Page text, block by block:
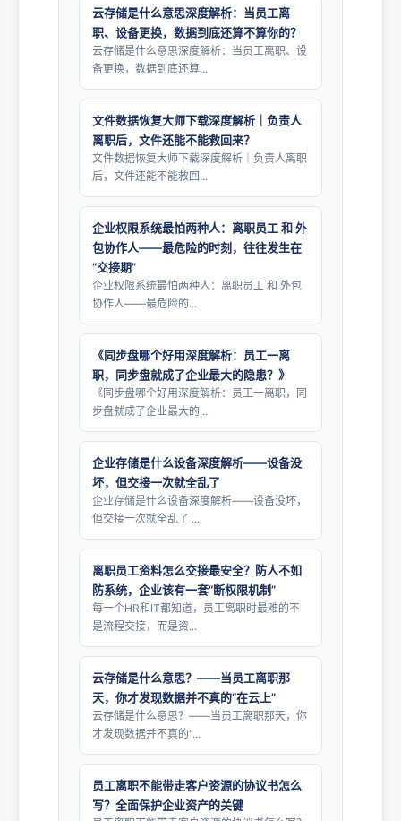
云存储是什么意思深度解析：当员工离
职、设备更换，数据到底还算不算你的？
云存储是什么意思深度解析：当员工离职、设
备更换，数据到底还算...
文件数据恢复大师下载深度解析｜负责人
离职后，文件还能不能救回来？
文件数据恢复大师下载深度解析｜负责人离职
后，文件还能不能救回...
企业权限系统最怕两种人：离职员工 和 外
包协作人——最危险的时刻，往往发生在
“交接期”
企业权限系统最怕两种人：离职员工 和 外包
协作人——最危险的...
《同步盘哪个好用深度解析：员工一离
职，同步盘就成了企业最大的隐患？》
《同步盘哪个好用深度解析：员工一离职，同
步盘就成了企业最大的...
企业存储是什么设备深度解析——设备没
坏，但交接一次就全乱了
企业存储是什么设备深度解析——设备没坏，
但交接一次就全乱了 ...
离职员工资料怎么交接最安全？防人不如
防系统，企业该有一套“断权限机制”
每一个HR和IT都知道，员工离职时最难的不
是流程交接，而是资...
云存储是什么意思？——当员工离职那
天，你才发现数据并不真的“在云上”
云存储是什么意思？——当员工离职那天，你
才发现数据并不真的“...
员工离职不能带走客户资源的协议书怎么
写？全面保护企业资产的关键